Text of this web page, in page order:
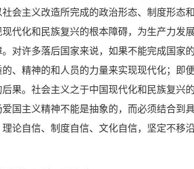
会主义改造所完成的政治形态、制度形态
代化和民族复兴的根本障碍，为生产力发
对许多落后国家来说，如果不能完成国家
、精神的和人员的力量来实现现代化；即
果。社会主义之于中国现代化和民族复兴
国主义精神不能是抽象的，而必须结合到
论自信、制度自信、文化自信，坚定不移